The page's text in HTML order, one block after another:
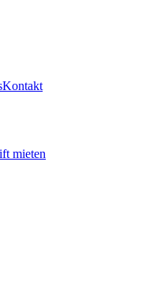
Kontakt
mieten